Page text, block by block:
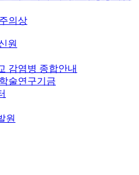
의상
원
감염병 종합안내
술연구기금
원